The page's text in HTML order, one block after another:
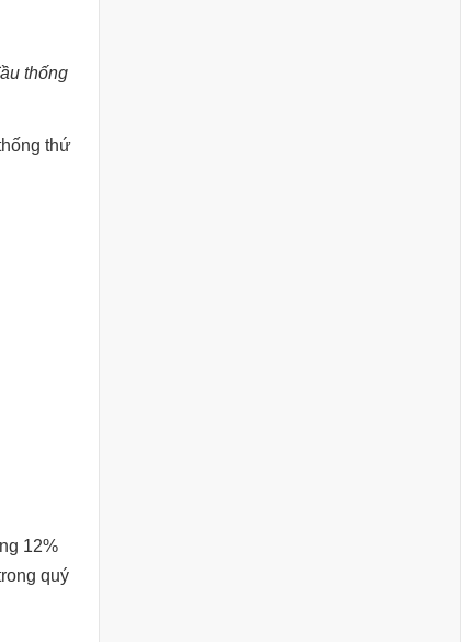
thống
thứ
12%
quý